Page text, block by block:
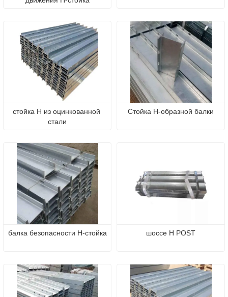
стойка H из оцинкованной
стали
Стойка H-образной балки
балка безопасности H-стойка шоссе H POST